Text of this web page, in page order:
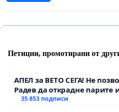
Петиции, промотирани от
АПЕЛ за ВЕТО СЕГА! Не
Радев да открадне парите
тъмното
35 853 подписи